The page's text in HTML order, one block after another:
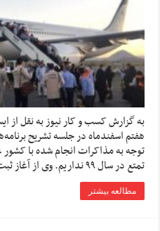
به گزارش کسب و کار نیوز به نقل از
توجه به مذاکرات انجام شده با کشور
تمتع در سال ۹۹ نداریم. وی از آغاز ثبت نام …
مطالعه بیشتر